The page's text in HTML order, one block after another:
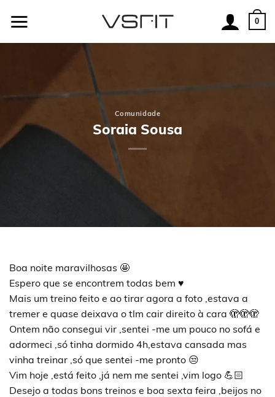
0
Comunidade
Soraia Sousa
Boa noite maravilhosas 🤩
Espero que se encontrem todas bem ♥️
Mais um treino feito e ao tirar agora a foto ,estava a
tremer e quase deixava o tlm cair direito à cara 🫣🫣🫣
Ontem não consegui vir ,sentei -me um pouco no sofá e
adormeci ,só tinha dormido 4h,estava cansada mas
vinha treinar ,só que sentei -me pronto 😒
Vim hoje ,está feito ,já nem me sentei ,vim logo 💪🏻
Desejo a todas bons treinos e boa sexta feira ,beijos no